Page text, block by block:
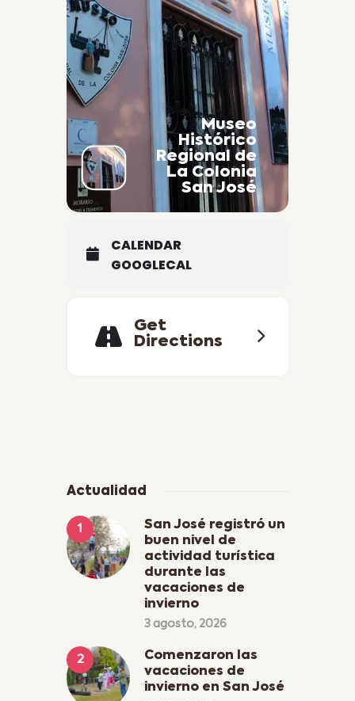
Museo
Histórico
Regional de
La Colonia
San José
CALENDAR
GOOGLECAL
Get
Directions
Actualidad
San José registró un
buen nivel de
actividad turística
durante las
vacaciones de
invierno
3 agosto, 2026
Comenzaron las
vacaciones de
invierno en San José